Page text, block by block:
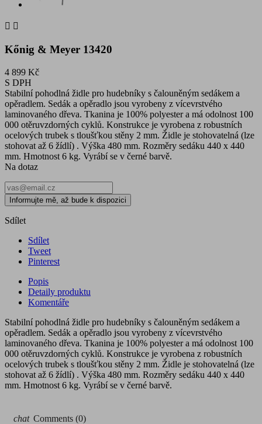
 
Kőnig & Meyer 13420
4 899 Kč
S DPH
Stabilní pohodlná židle pro hudebníky s čalouněným sedákem a
opěradlem. Sedák a opěradlo jsou vyrobeny z vícevrstvého
laminovaného dřeva. Tkanina je 100% polyester a má odolnost 100
000 otěruvzdorných cyklů. Konstrukce je vyrobena z robustních
ocelových trubek s tloušťkou stěny 2 mm. Židle je stohovatelná (lze
stohovat až 6 žídlí) . Výška 480 mm. Rozměry sedáku 440 x 440
mm. Hmotnost 6 kg. Vyrábí se v černé barvě.
Na dotaz
Informujte mě, až bude k dispozici
Sdílet
Sdílet
Tweet
Pinterest
Popis
Detaily produktu
Komentáře
Stabilní pohodlná židle pro hudebníky s čalouněným sedákem a
opěradlem. Sedák a opěradlo jsou vyrobeny z vícevrstvého
laminovaného dřeva. Tkanina je 100% polyester a má odolnost 100
000 otěruvzdorných cyklů. Konstrukce je vyrobena z robustních
ocelových trubek s tloušťkou stěny 2 mm. Židle je stohovatelná (lze
stohovat až 6 žídlí) . Výška 480 mm. Rozměry sedáku 440 x 440
mm. Hmotnost 6 kg. Vyrábí se v černé barvě.
chat Comments (0)